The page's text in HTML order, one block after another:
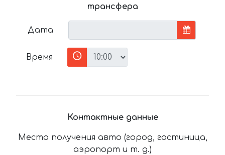
трансфера
Дата
Время
Контактные данные
Место получения авто (город, гостиница,
аэропорт и т. д.)